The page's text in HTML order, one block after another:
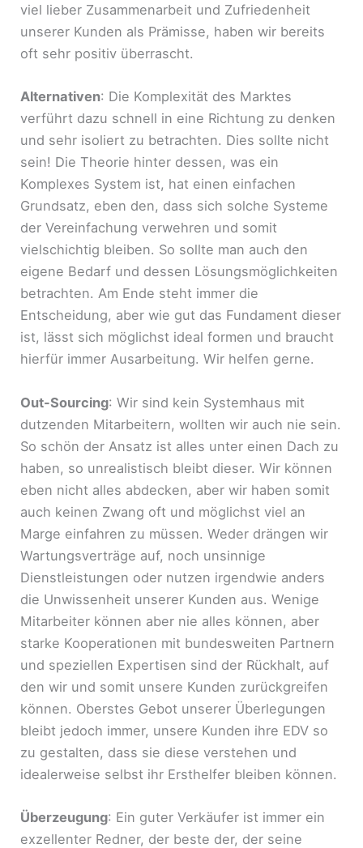
viel lieber Zusammenarbeit und Zufriedenheit
unserer Kunden als Prämisse, haben wir bereits
oft sehr positiv überrascht.
Alternativen: Die Komplexität des Marktes
verführt dazu schnell in eine Richtung zu denken
und sehr isoliert zu betrachten. Dies sollte nicht
sein! Die Theorie hinter dessen, was ein
Komplexes System ist, hat einen einfachen
Grundsatz, eben den, dass sich solche Systeme
der Vereinfachung verwehren und somit
vielschichtig bleiben. So sollte man auch den
eigene Bedarf und dessen Lösungsmöglichkeiten
betrachten. Am Ende steht immer die
Entscheidung, aber wie gut das Fundament dieser
ist, lässt sich möglichst ideal formen und braucht
hierfür immer Ausarbeitung. Wir helfen gerne.
Out-Sourcing: Wir sind kein Systemhaus mit
dutzenden Mitarbeitern, wollten wir auch nie sein.
So schön der Ansatz ist alles unter einen Dach zu
haben, so unrealistisch bleibt dieser. Wir können
eben nicht alles abdecken, aber wir haben somit
auch keinen Zwang oft und möglichst viel an
Marge einfahren zu müssen. Weder drängen wir
Wartungsverträge auf, noch unsinnige
Dienstleistungen oder nutzen irgendwie anders
die Unwissenheit unserer Kunden aus. Wenige
Mitarbeiter können aber nie alles können, aber
starke Kooperationen mit bundesweiten Partnern
und speziellen Expertisen sind der Rückhalt, auf
den wir und somit unsere Kunden zurückgreifen
können. Oberstes Gebot unserer Überlegungen
bleibt jedoch immer, unsere Kunden ihre EDV so
zu gestalten, dass sie diese verstehen und
idealerweise selbst ihr Ersthelfer bleiben können.
Überzeugung: Ein guter Verkäufer ist immer ein
exzellenter Redner, der beste der, der seine